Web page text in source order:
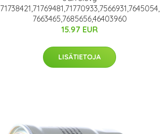
71738421,71769481,71770933,7566931,7645054,
7663465,7685656,46403960
15.97 EUR
LISÄTIETOJA